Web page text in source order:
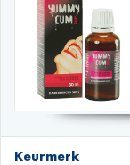
Keurmerk